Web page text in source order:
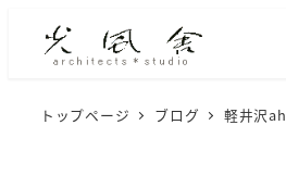
トップページ ブログ 軽井沢ah